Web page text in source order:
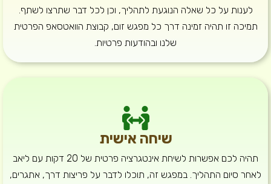
לענות על כל שאלה הנוגעת לתהליך, וכן לכל דבר שתרצו לשתף.
תמיכה זו תהיה זמינה דרך כל מפגש זום, קבוצת הוואטסאפ הפרטית
שלנו ובהודעות פרטיות.
שיחה אישית
תהיה לכם אפשרות לשיחת אינטגרציה פרטית של 20 דקות עם ליאב
לאחר סיום התהליך. במפגש זה, תוכלו לדבר על פריצות דרך, אתגרים,